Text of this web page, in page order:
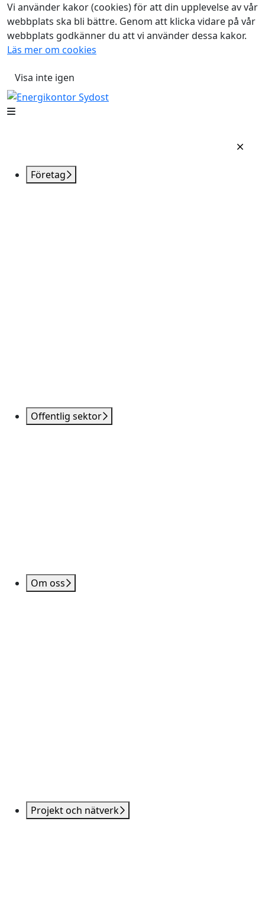
Vi använder kakor (cookies) för att din upplevelse av vår
webbplats ska bli bättre. Genom att klicka vidare på vår
webbplats godkänner du att vi använder dessa kakor.
Läs mer om cookies
Visa inte igen
Företag
Offentlig sektor
Om oss
Projekt och nätverk